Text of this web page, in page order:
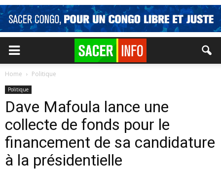
Home Politique
Politique
Dave Mafoula lance une
collecte de fonds pour le
financement de sa candidature
à la présidentielle